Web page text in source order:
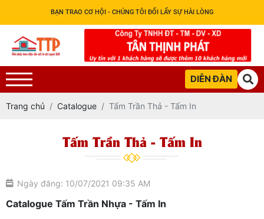
BẠN TRAO CƠ HỘI - CHÚNG TÔI ĐỔI LẤY SỰ HÀI LÒNG
DIỄN ĐÀN
Trang chủ Catalogue Tấm Trần Thả - Tấm In
Tấm Trần Thả - Tấm In
Ngày đăng: 10/07/2021 09:35 AM
Catalogue Tấm Trần Nhựa - Tấm In